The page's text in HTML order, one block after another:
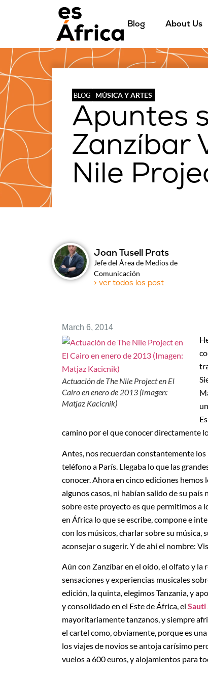
Blog About Us
BLOG MÚSICA Y ARTES
Apuntes
Zanzíbar
Nile
Joan Tusell Prats
Jefe del Área de Medios de
Comunicación
> ver todos los post
March 6, 2014
Actuación de The Nile Project en El
Cairo en enero de 2013 (Imagen:
Matjaz Kacicnik)
camino por el que conocer directamente
Antes, nos recuerdan constantemente
teléfono a París. Llegaba lo que las
conocer. Ahora en cinco ediciones hemos
algunos casos, ni habían salido de su
sobre este proyecto es que permitimos a
en África lo que se escribe, compone e
con los músicos, charlar sobre su música,
aconsejar o sugerir. Y de ahí el nombre:
Aún con Zanzíbar en el oído, el olfato y
sensaciones y experiencias musicales
edición, la quinta, elegimos Tanzania, y
y consolidado en el Este de África, el Sauti
mayoritariamente tanzanos, y siempre
el cartel como, obviamente, porque es
los viajes de novios se antoja carísimo
vuelos a 600 euros, y alojamientos para